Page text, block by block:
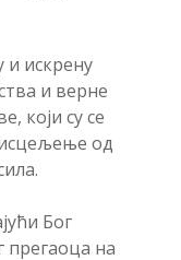
и искрену
и верне
који су се
од
Бог
прегаоца на